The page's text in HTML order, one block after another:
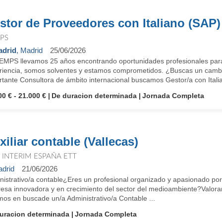
de Proveedores con Italiano (SAP)
, Madrid 25/06/2026
llevamos 25 años encontrando oportunidades profesionales
somos solventes y estamos comprometidos. ¿Buscas un
Consultora de ámbito internacional buscamos Gestor/a con
€ - 21.000 €
De duracion determinada Jornada Completa
contable (Vallecas)
INTERIM ESPAÑA ETT
21/06/2026
a contable¿Eres un profesional organizado y apasionado
innovadora y en crecimiento del sector del
en buscade un/a Administrativo/a Contable ...
determinada
Jornada Completa